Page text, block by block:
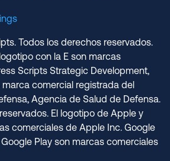
Todos los derechos reservados.
con la E son marcas
Scripts Strategic Development,
marca comercial registrada del
Agencia de Salud de Defensa.
El logotipo de Apple y
comerciales de Apple Inc. Google
Play son marcas comerciales